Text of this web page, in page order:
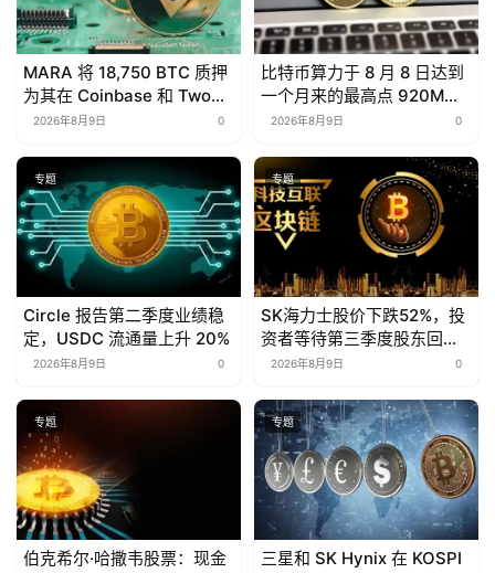
MARA 将 18,750 BTC 质押
为其在 Coinbase 和 Two
Prime 的$600M 笔比特币
2026年8月9日 0
比特币算力于 8 月 8 日达到
一个月来的最高点 920M
TH/s。
2026年8月9日 0
专题
Circle 报告第二季度业绩稳
定，USDC 流通量上升 20%
2026年8月9日 0
专题
SK海力士股价下跌52%，投
资者等待第三季度股东回报
计划
2026年8月9日 0
专题
伯克希尔·哈撒韦股票：现金
专题
三星和 SK Hynix 在 KOSPI